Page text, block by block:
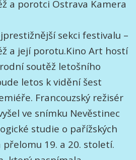
a porotci Ostrava Kamera
sekci festivalu –
a její porotu.Kino Art hostí
soutěž letošního
letos k vidění šest
Francouzský režisér
ve snímku Nevěstinec
studie o pařížských
přelomu 19. a 20. století.